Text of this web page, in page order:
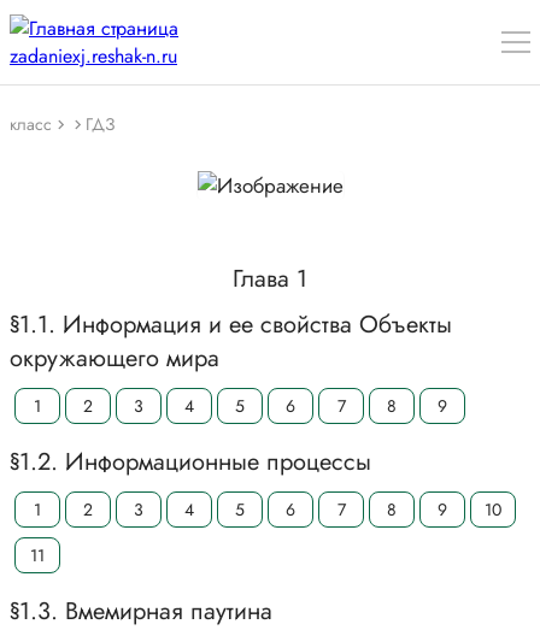
класс ГДЗ
Глава 1
§1.1. Информация и ее свойства Объекты
окружающего мира
1 2 3 4 5 6 7 8 9
§1.2. Информационные процессы
1 2 3 4 5 6 7 8 9
10
11
§1.3. Вмемирная паутина